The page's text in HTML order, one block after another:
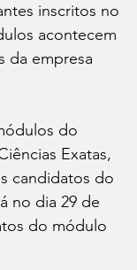
inscritos no
acontecem
da empresa
do
Exatas,
candidatos do
no dia 29 de
do módulo